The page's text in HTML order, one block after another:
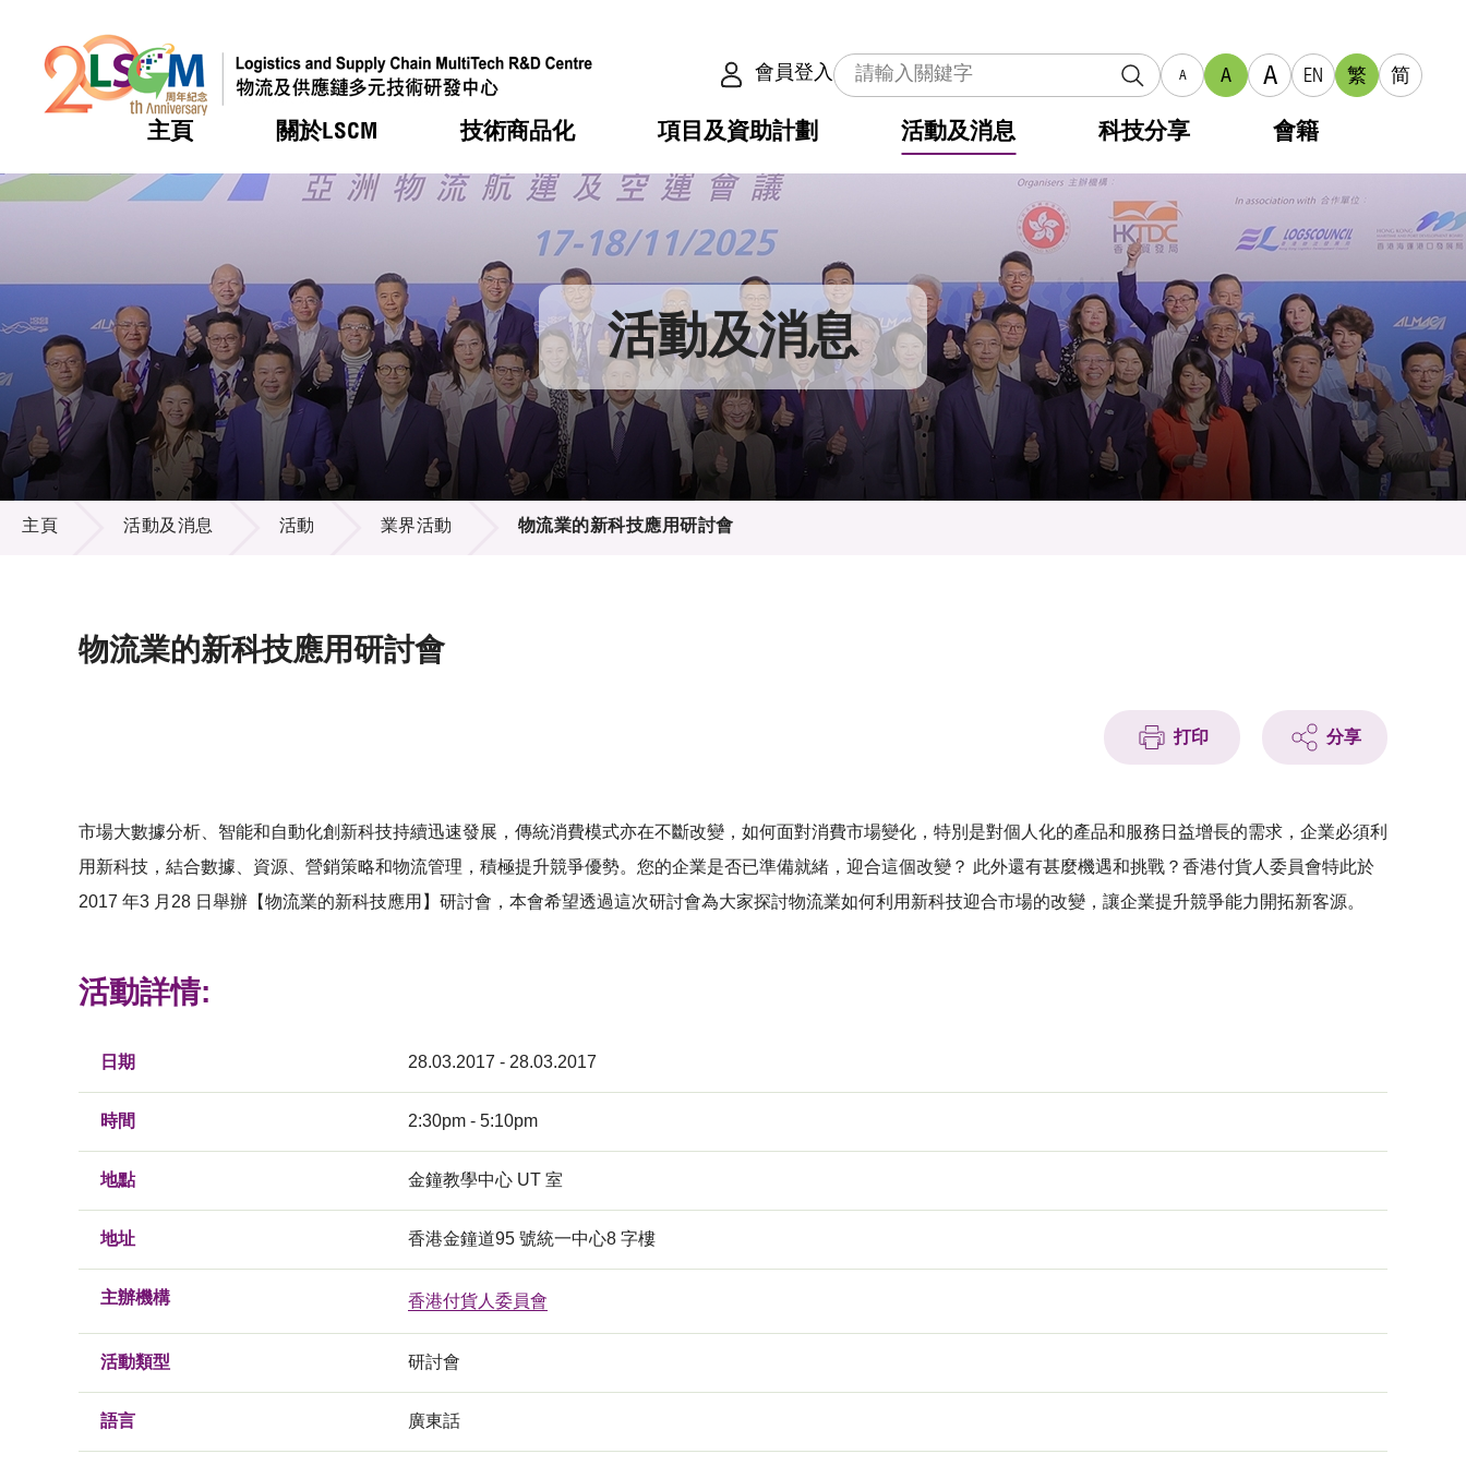
會員登入 A A A EN 繁 简
主頁 關於LSCM
熱門 機構簡介
組織架構
組織架構
董事局
研究顧問
招標通告
供應商登記
技術商品化
熱門 服務
可獲授權之技術
應用於公共服務之創新技術
重點項目
項目及資助計劃
熱門 合作計劃
資助計劃
資助計劃
稅務優惠
申請
評審
徵求研發項目計劃書
項目資料庫
活動及消息
熱門 活動
獎項
新聞中心
媒體報導
新聞稿
資訊中心
多媒體
出版刊物
科技分享 會籍
熱門 會籍及服務
會員列表
會員登入 活動及消息
活動及消息
主頁 活動及消息 活動 業界活動 物流業的新科技應用研討會
物流業的新科技應用研討會
打印 分享
市場大數據分析、智能和自動化創新科技持續迅速發展，傳統消費模式亦在不斷改變，如何面對消費市場變化，特別是對個人化的產品和服務日益增長的需求，企業必須利
用新科技，結合數據、資源、營銷策略和物流管理，積極提升競爭優勢。您的企業是否已準備就緒，迎合這個改變？ 此外還有甚麼機遇和挑戰？香港付貨人委員會特此於
2017 年3 月28 日舉辦【物流業的新科技應用】研討會，本會希望透過這次研討會為大家探討物流業如何利用新科技迎合市場的改變，讓企業提升競爭能力開拓新客源。
活動詳情:
日期 28.03.2017 - 28.03.2017
時間 2:30pm - 5:10pm
地點 金鐘教學中心 UT 室
地址 香港金鐘道95 號統一中心8 字樓
主辦機構 香港付貨人委員會
活動類型 研討會
語言 廣東話